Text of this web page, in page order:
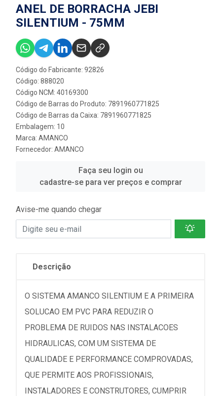
ANEL DE BORRACHA JEBI
SILENTIUM - 75MM
Código do Fabricante: 92826
Código: 888020
Código NCM: 40169300
Código de Barras do Produto: 7891960771825
Código de Barras da Caixa: 7891960771825
Embalagem: 10
Marca: AMANCO
Fornecedor: AMANCO
Faça seu login ou
cadastre-se para ver preços e comprar
Avise-me quando chegar
Descrição
O SISTEMA AMANCO SILENTIUM E A PRIMEIRA
SOLUCAO EM PVC PARA REDUZIR O
PROBLEMA DE RUIDOS NAS INSTALACOES
HIDRAULICAS, COM UM SISTEMA DE
QUALIDADE E PERFORMANCE COMPROVADAS,
QUE PERMITE AOS PROFISSIONAIS,
INSTALADORES E CONSTRUTORES, CUMPRIR